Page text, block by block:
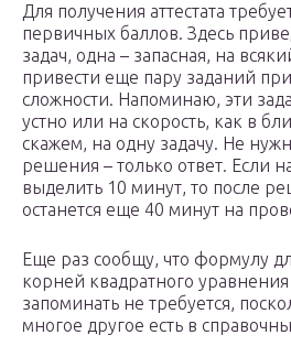
Для получения аттестата
первичных баллов. Здесь
задач, одна – запасная, на
привести еще пару заданий
сложности. Напоминаю, эти
устно или на скорость, как в
скажем, на одну задачу. Не
решения – только ответ. Если
выделить 10 минут, то после
останется еще 40 минут на
Еще раз сообщу, что формулу
корней квадратного
запоминать не требуется,
многое другое есть в